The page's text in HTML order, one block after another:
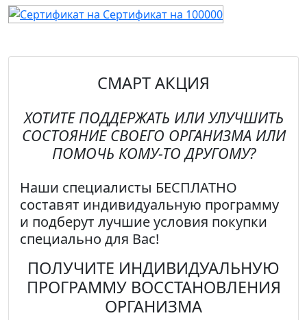
СМАРТ АКЦИЯ
ХОТИТЕ ПОДДЕРЖАТЬ ИЛИ УЛУЧШИТЬ
СОСТОЯНИЕ СВОЕГО ОРГАНИЗМА ИЛИ
ПОМОЧЬ КОМУ-ТО ДРУГОМУ?
Наши специалисты БЕСПЛАТНО
составят индивидуальную программу
и подберут лучшие условия покупки
специально для Вас!
ПОЛУЧИТЕ ИНДИВИДУАЛЬНУЮ
ПРОГРАММУ ВОССТАНОВЛЕНИЯ
ОРГАНИЗМА